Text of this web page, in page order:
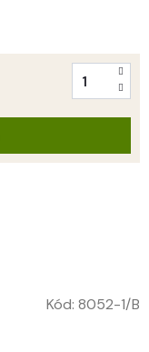
Kód: 8052-1/B